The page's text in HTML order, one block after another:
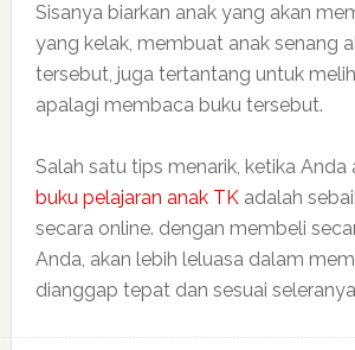
Sisanya biarkan anak yang akan
yang kelak, membuat anak senang
tersebut, juga tertantang untuk
apalagi membaca buku tersebut.
Salah satu tips menarik, ketika Anda
buku pelajaran anak TKadalah
secara online. dengan membeli
Anda, akan lebih leluasa dalam
dianggap tepat dan sesuai